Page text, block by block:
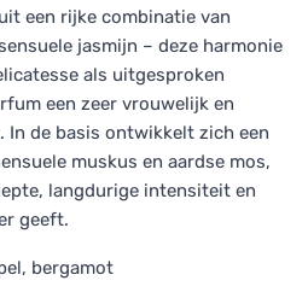
een rijke combinatie van
jasmijn – deze harmonie
als uitgesproken
een zeer vrouwelijk en
de basis ontwikkelt zich een
muskus en aardse mos,
langdurige intensiteit en
geeft.
bergamot